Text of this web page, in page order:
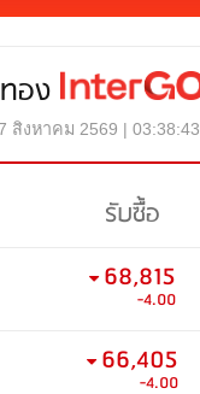
ทอง
สิงหาคม 2569 | 03:38:43
รับซื้อ
68,815
-4.00
66,405
-4.00